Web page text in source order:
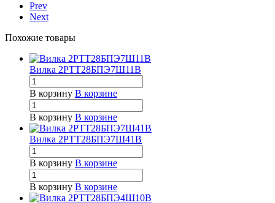
Prev
Next
Похожие товары
Вилка 2РТТ28БПЭ7Ш11В
В корзину В корзине
В корзину В корзине
Вилка 2РТТ28БПЭ7Ш41В
В корзину В корзине
В корзину В корзине